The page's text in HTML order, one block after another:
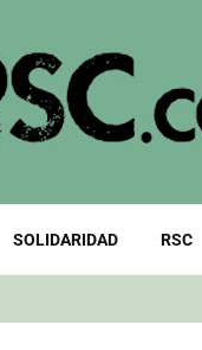
SOLIDARIDAD RSC